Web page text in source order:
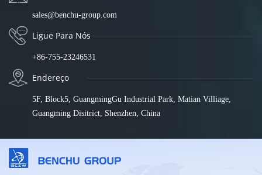
sales@benchu-group.com
Ligue Para Nós
+86-755-23246531
Endereço
5F, Block5, GuangmingGu Industrial Park, Matian Villiage,
Guangming Disitrict, Shenzhen, China